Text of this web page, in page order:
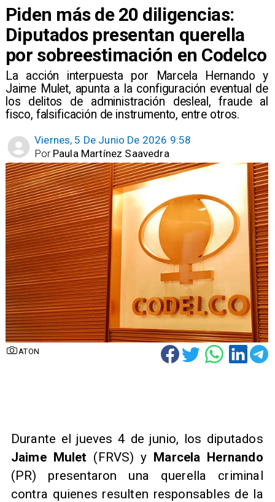
Piden más de 20 diligencias:
Diputados presentan querella
por sobreestimación en Codelco
La acción interpuesta por Marcela Hernando y
Jaime Mulet, apunta a la configuración eventual de
los delitos de administración desleal, fraude al
fisco, falsificación de instrumento, entre otros.
Viernes, 5 De Junio De 2026 9:58
Paula Martínez Saavedra
Por
ATON
Durante el jueves 4 de junio, los diputados
Jaime Mulet (FRVS) y Marcela Hernando
(PR) presentaron una querella criminal
contra quienes resulten responsables de la